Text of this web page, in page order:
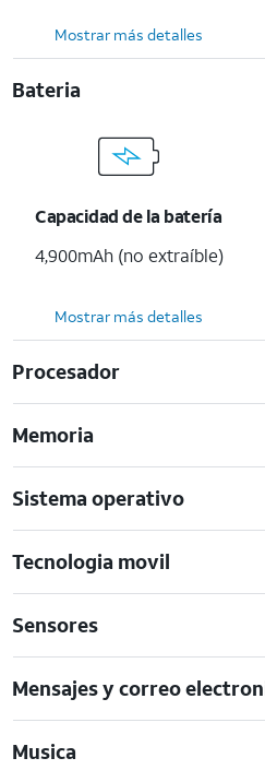
Mostrar más detalles
Bateria
Capacidad de la batería
4,900mAh (no extraíble)
Mostrar más detalles
Procesador
Memoria
Sistema operativo
Tecnologia movil
Sensores
Mensajes y correo
Musica